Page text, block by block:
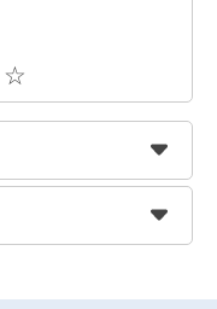
☆